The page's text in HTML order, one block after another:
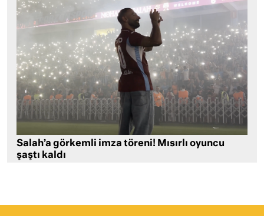
Salah’a görkemli imza töreni! Mısırlı oyuncu
şaştı kaldı